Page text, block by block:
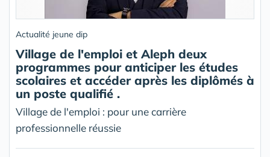
Actualité jeune dip
Village de l'emploi et Aleph deux
programmes pour anticiper les études
scolaires et accéder après les diplômés à
un poste qualifié .
Village de l'emploi : pour une carrière
professionnelle réussie